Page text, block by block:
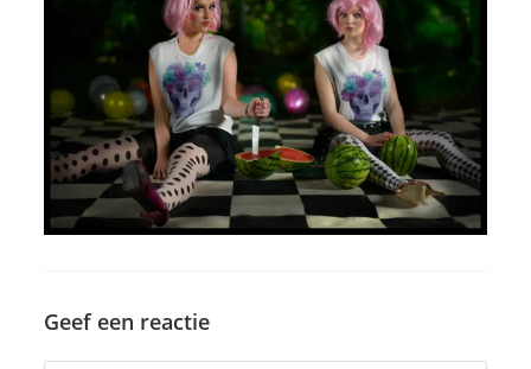
Geef een reactie